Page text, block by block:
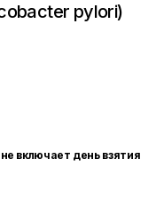
pylori)
включает день взятия